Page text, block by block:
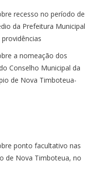
recesso no período de
da Prefeitura Municipal
a nomeação dos
Conselho Municipal da
de Nova Timboteua-
ponto facultativo nas
de Nova Timboteua, no